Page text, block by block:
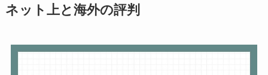
ネット上と海外の評判